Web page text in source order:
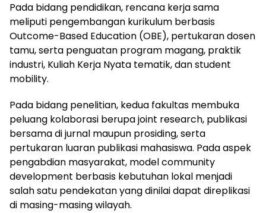
Pada bidang pendidikan, rencana kerja sama
meliputi pengembangan kurikulum berbasis
Outcome-Based Education (OBE), pertukaran dosen
tamu, serta penguatan program magang, praktik
industri, Kuliah Kerja Nyata tematik, dan student
mobility.
Pada bidang penelitian, kedua fakultas membuka
peluang kolaborasi berupa joint research, publikasi
bersama di jurnal maupun prosiding, serta
pertukaran luaran publikasi mahasiswa. Pada aspek
pengabdian masyarakat, model community
development berbasis kebutuhan lokal menjadi
salah satu pendekatan yang dinilai dapat direplikasi
di masing-masing wilayah.